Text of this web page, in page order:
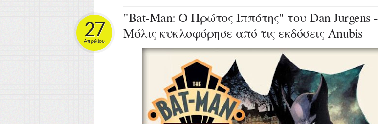
"Bat-Man: Ο Πρώτος Ιππότης" του Dan Jurgens -
Μόλις κυκλοφόρησε από τις εκδόσεις Anubis
27
Απριλίου